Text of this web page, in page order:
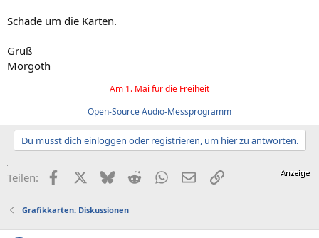
Schade um die Karten.
Gruß
Morgoth
Am 1. Mai für die Freiheit
Open-Source Audio-Messprogramm
Du musst dich einloggen oder registrieren, um hier zu antworten.
Teilen: FacebookX (Twitter)
BlueskyRedditWhatsApp
E-MailLink
Grafikkarten: Diskussionen